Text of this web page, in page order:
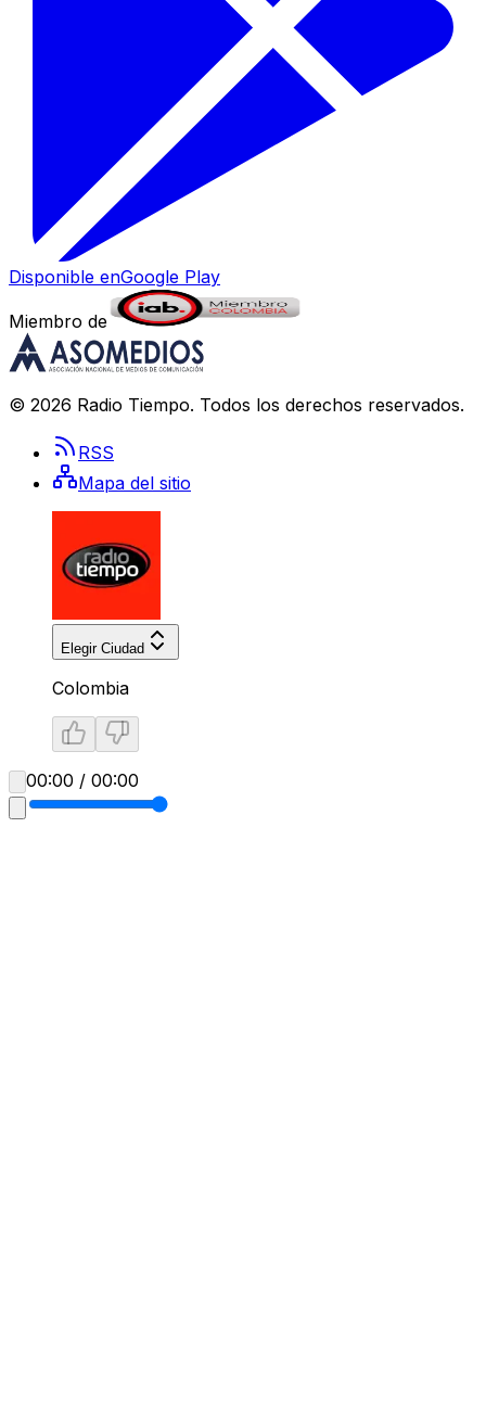
Disponible enGoogle Play
Miembro de
© 2026 Radio Tiempo. Todos los derechos reservados.
RSS
Mapa del sitio
Elegir Ciudad
Colombia
00:00 / 00:00